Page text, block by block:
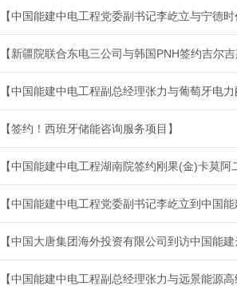
【签约！西班牙储能咨询服务项目】
【中国大唐集团海外投资有限公司到访中国能建